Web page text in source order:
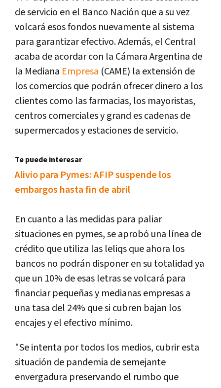
de servicio en el Banco Nación que a su vez
volcará esos fondos nuevamente al sistema
para garantizar efectivo. Además, el Central
acaba de acordar con la Cámara Argentina de
la Mediana Empresa (CAME) la extensión de
los comercios que podrán ofrecer dinero a los
clientes como las farmacias, los mayoristas,
centros comerciales y grand es cadenas de
supermercados y estaciones de servicio.
Te puede interesar
Alivio para Pymes: AFIP suspende los
embargos hasta fin de abril
En cuanto a las medidas para paliar
situaciones en pymes, se aprobó una línea de
crédito que utiliza las leliqs que ahora los
bancos no podrán disponer en su totalidad ya
que un 10% de esas letras se volcará para
financiar pequeñas y medianas empresas a
una tasa del 24% que si cubren bajan los
encajes y el efectivo mínimo.
"Se intenta por todos los medios, cubrir esta
situación de pandemia de semejante
envergadura preservando el rumbo que